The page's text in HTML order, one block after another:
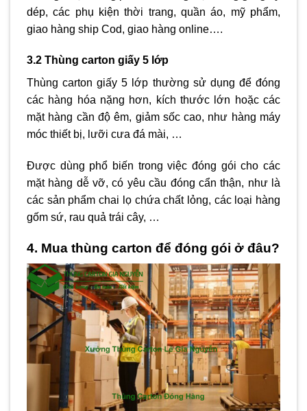
dép, các phụ kiện thời trang, quần áo, mỹ phẩm,
giao hàng ship Cod, giao hàng online….
3.2 Thùng carton giấy 5 lớp
Thùng carton giấy 5 lớp thường sử dụng để đóng
các hàng hóa nặng hơn, kích thước lớn hoặc các
mặt hàng cần độ êm, giảm sốc cao, như hàng máy
móc thiết bị, lưỡi cưa đá mài, …
Được dùng phổ biến trong việc đóng gói cho các
mặt hàng dễ vỡ, có yêu cầu đóng cẩn thận, như là
các sản phẩm chai lọ chứa chất lỏng, các loại hàng
gốm sứ, rau quả trái cây, …
4. Mua thùng carton để đóng gói ở đâu?